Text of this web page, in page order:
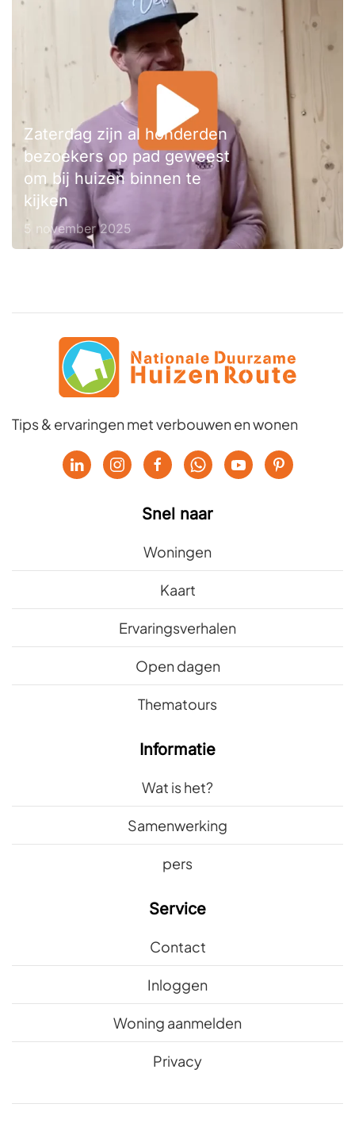
Zaterdag zijn al honderden
bezoekers op pad geweest
om bij huizen binnen te
kijken
5 november 2025
Tips & ervaringen met verbouwen en wonen
Snel naar
Woningen
Kaart
Ervaringsverhalen
Open dagen
Thematours
Informatie
Wat is het?
Samenwerking
pers
Service
Contact
Inloggen
Woning aanmelden
Privacy